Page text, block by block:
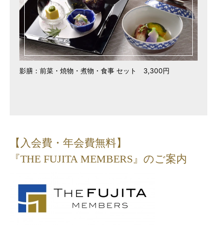
影膳：前菜・焼物・煮物・食事 セット 3,300円
【入会費・年会費無料】
『THE FUJITA MEMBERS』のご案内